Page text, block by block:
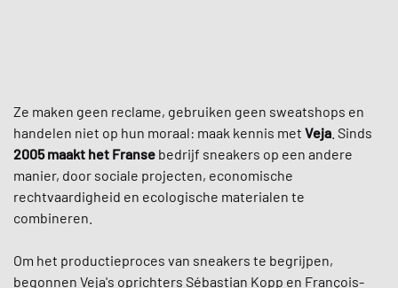
Ze maken geen reclame, gebruiken geen sweatshops en
handelen niet op hun moraal: maak kennis met Veja . Sinds
2005 maakt het Franse bedrijf sneakers op een andere
manier, door sociale projecten, economische
rechtvaardigheid en ecologische materialen te
combineren.
Om het productieproces van sneakers te begrijpen,
begonnen Veja's oprichters Sébastian Kopp en François-